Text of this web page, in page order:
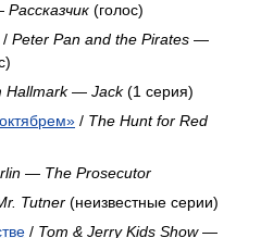
Рассказчик (голос)
/ Peter Pan and the Pirates —
Hallmark— Jack(1 серия)
/ The Hunt for Red
— The Prosecutor
Tutner (неизвестные серии)
/ Tom & Jerry Kids Show—